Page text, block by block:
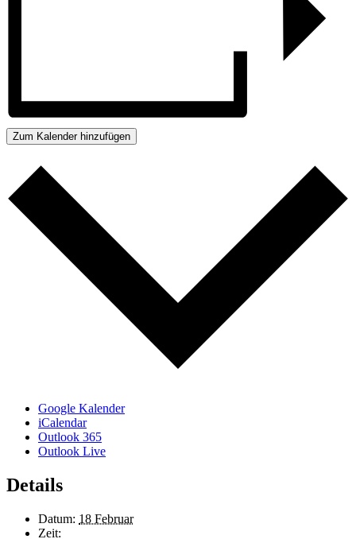
Zum Kalender hinzufügen
Google Kalender
iCalendar
Outlook 365
Outlook Live
Details
Datum: 18 Februar
Zeit: